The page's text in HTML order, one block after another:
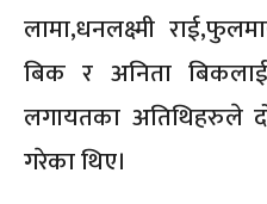
लामा,धनलक्ष्मी
बिक र अनिता
लगायतका अतिथिहरुले
गरेका थिए।